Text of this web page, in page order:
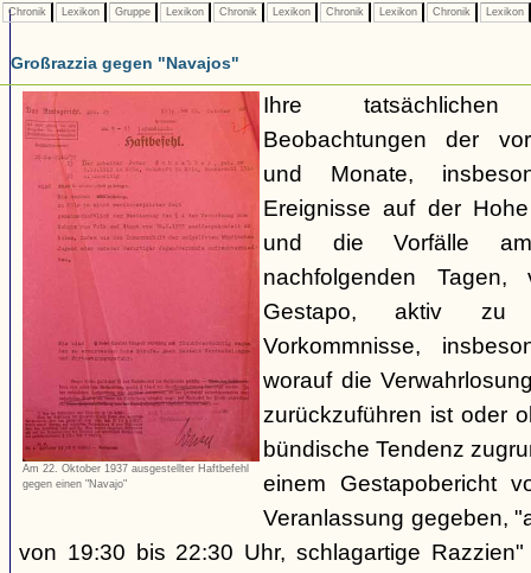
Chronik Lexikon Gruppe Lexikon Chronik Lexikon Chronik Lexikon Chronik Lexikon
Großrazzia gegen "Navajos"
Am 22. Oktober 1937 ausgestellter Haftbefehl
gegen einen "Navajo"
Ihre
Beobachtungen der
und Monate,
Ereignisse auf der
und die Vorfälle
nachfolgenden
Gestapo, aktiv zu
Vorkommnisse,
worauf die
zurückzuführen ist oder
bündische Tendenz
einem Gestapobericht
Veranlassung gegeben,
von 19:30 bis 22:30 Uhr, schlagartige